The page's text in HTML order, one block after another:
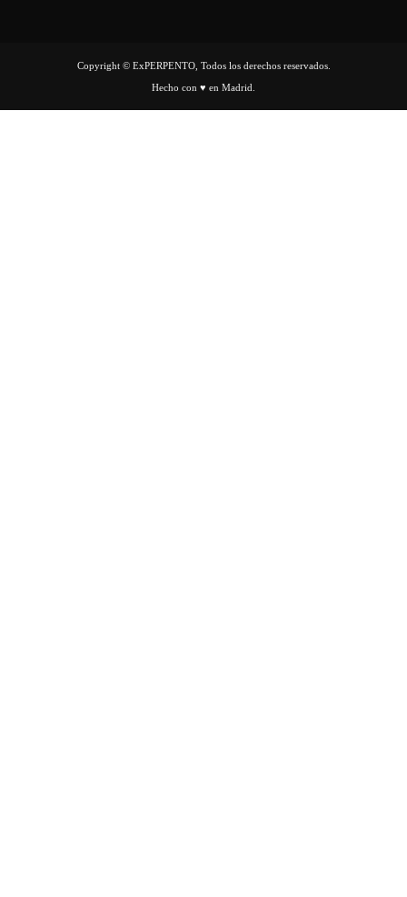
Copyright © ExPERPENTO, Todos los derechos reservados.
Hecho con ♥ en Madrid.